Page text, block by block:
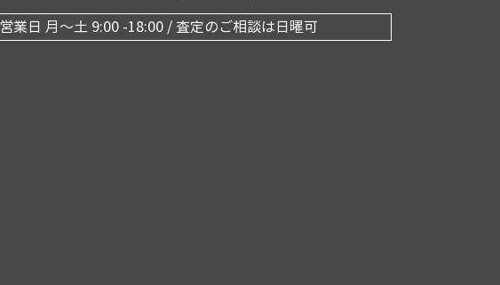
営業日 月〜土 9:00 -18:00 / 査定のご相談は日曜可